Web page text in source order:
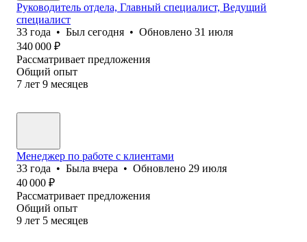
Руководитель отдела, Главный специалист, Ведущий
специалист
33 года • Был сегодня • Обновлено 31 июля
340 000 ₽
Рассматривает предложения
Общий опыт
7 лет 9 месяцев
Менеджер по работе с клиентами
33 года • Была вчера • Обновлено 29 июля
40 000 ₽
Рассматривает предложения
Общий опыт
9 лет 5 месяцев